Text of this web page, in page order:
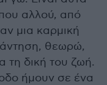
αλλού, από
μια καρμική
θεωρώ,
τη δική του ζωή.
ήμουν σε ένα